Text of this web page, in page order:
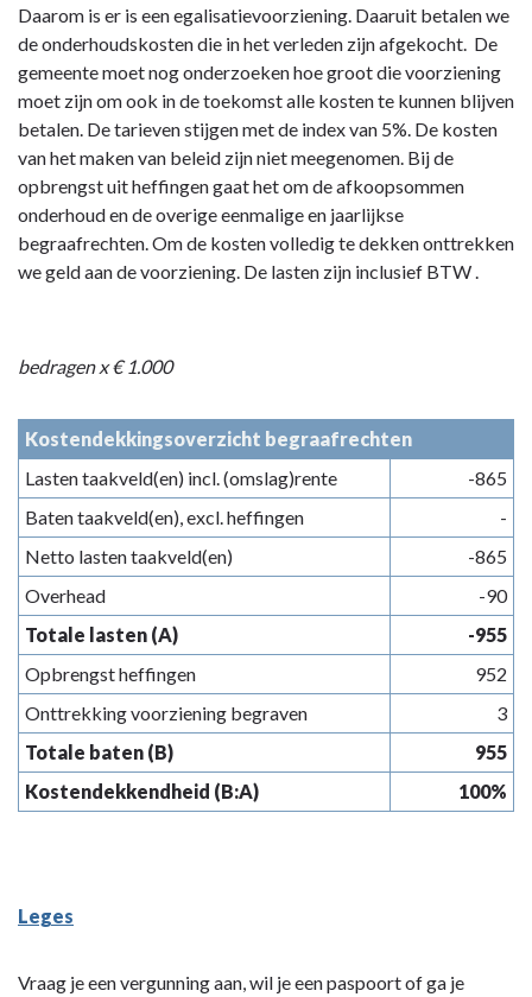
Daarom is er is een egalisatievoorziening. Daaruit betalen we
de onderhoudskosten die in het verleden zijn afgekocht. De
gemeente moet nog onderzoeken hoe groot die voorziening
moet zijn om ook in de toekomst alle kosten te kunnen blijven
betalen. De tarieven stijgen met de index van 5%. De kosten
van het maken van beleid zijn niet meegenomen. Bij de
opbrengst uit heffingen gaat het om de afkoopsommen
onderhoud en de overige eenmalige en jaarlijkse
begraafrechten. Om de kosten volledig te dekken onttrekken
we geld aan de voorziening. De lasten zijn inclusief BTW .
bedragen x € 1.000
Kostendekkingsoverzicht begraafrechten
Lasten taakveld(en) incl. (omslag)rente
-865
Baten taakveld(en), excl. heffingen
-
Netto lasten taakveld(en)
-865
Overhead
-90
Totale lasten (A)
-955
Opbrengst heffingen
952
Onttrekking voorziening begraven
3
Totale baten (B)
955
Kostendekkendheid (B:A)
100%
Leges
Vraag je een vergunning aan, wil je een paspoort of ga je